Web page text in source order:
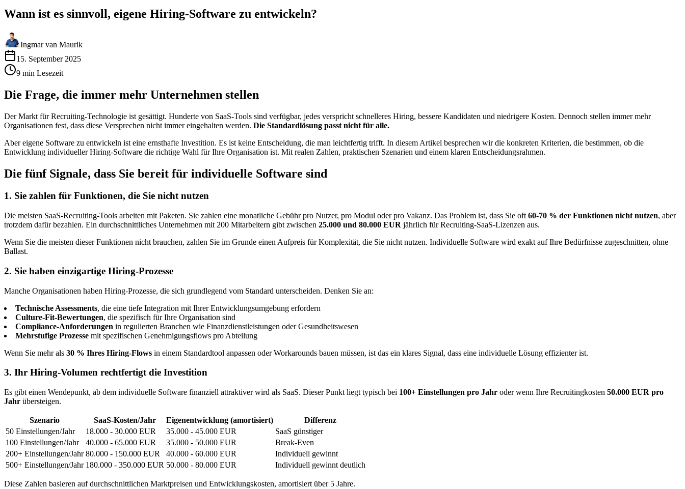
Wann ist es sinnvoll, eigene Hiring-Software zu entwickeln?
Ingmar van Maurik
15. September 2025
9 min Lesezeit
Die Frage, die immer mehr Unternehmen stellen
Der Markt für Recruiting-Technologie ist gesättigt. Hunderte von SaaS-Tools sind verfügbar, jedes verspricht schnelleres Hiring, bessere Kandidaten und niedrigere Kosten. Dennoch stellen immer mehr
Organisationen fest, dass diese Versprechen nicht immer eingehalten werden. Die Standardlösung passt nicht für alle.
Aber eigene Software zu entwickeln ist eine ernsthafte Investition. Es ist keine Entscheidung, die man leichtfertig trifft. In diesem Artikel besprechen wir die konkreten Kriterien, die bestimmen, ob die
Entwicklung individueller Hiring-Software die richtige Wahl für Ihre Organisation ist. Mit realen Zahlen, praktischen Szenarien und einem klaren Entscheidungsrahmen.
Die fünf Signale, dass Sie bereit für individuelle Software sind
1. Sie zahlen für Funktionen, die Sie nicht nutzen
Die meisten SaaS-Recruiting-Tools arbeiten mit Paketen. Sie zahlen eine monatliche Gebühr pro Nutzer, pro Modul oder pro Vakanz. Das Problem ist, dass Sie oft 60-70 % der Funktionen nicht nutzen, aber
trotzdem dafür bezahlen. Ein durchschnittliches Unternehmen mit 200 Mitarbeitern gibt zwischen 25.000 und 80.000 EUR jährlich für Recruiting-SaaS-Lizenzen aus.
Wenn Sie die meisten dieser Funktionen nicht brauchen, zahlen Sie im Grunde einen Aufpreis für Komplexität, die Sie nicht nutzen. Individuelle Software wird exakt auf Ihre Bedürfnisse zugeschnitten, ohne
Ballast.
2. Sie haben einzigartige Hiring-Prozesse
Manche Organisationen haben Hiring-Prozesse, die sich grundlegend vom Standard unterscheiden. Denken Sie an:
Technische Assessments, die eine tiefe Integration mit Ihrer Entwicklungsumgebung erfordern
Culture-Fit-Bewertungen, die spezifisch für Ihre Organisation sind
Compliance-Anforderungen in regulierten Branchen wie Finanzdienstleistungen oder Gesundheitswesen
Mehrstufige Prozesse mit spezifischen Genehmigungsflows pro Abteilung
Wenn Sie mehr als 30 % Ihres Hiring-Flows in einem Standardtool anpassen oder Workarounds bauen müssen, ist das ein klares Signal, dass eine individuelle Lösung effizienter ist.
3. Ihr Hiring-Volumen rechtfertigt die Investition
Es gibt einen Wendepunkt, ab dem individuelle Software finanziell attraktiver wird als SaaS. Dieser Punkt liegt typisch bei 100+ Einstellungen pro Jahr oder wenn Ihre Recruitingkosten 50.000 EUR pro
Jahr übersteigen.
Szenario SaaS-Kosten/Jahr Eigenentwicklung (amortisiert)
Differenz
50 Einstellungen/Jahr
18.000 - 30.000 EUR 35.000 - 45.000 EUR
SaaS günstiger
100 Einstellungen/Jahr
40.000 - 65.000 EUR 35.000 - 50.000 EUR
Break-Even
200+ Einstellungen/Jahr 80.000 - 150.000 EUR 40.000 - 60.000 EUR
Individuell gewinnt
500+ Einstellungen/Jahr 180.000 - 350.000 EUR 50.000 - 80.000 EUR Individuell gewinnt deutlich
Diese Zahlen basieren auf durchschnittlichen Marktpreisen und Entwicklungskosten, amortisiert über 5 Jahre.